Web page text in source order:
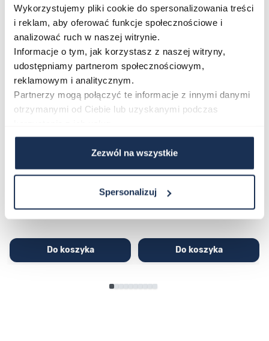
Wykorzystujemy pliki cookie do spersonalizowania treści
i reklam, aby oferować funkcje społecznościowe i
analizować ruch w naszej witrynie.
Informacje o tym, jak korzystasz z naszej witryny,
udostępniamy partnerom społecznościowym,
reklamowym i analitycznym.
Partnerzy mogą połączyć te informacje z innymi danymi
otrzymanymi od Ciebie lub uzyskanymi podczas
Zezwól na wszystkie
Spersonalizuj
Poruszanie się po elementach karuzeli jest możliwe za pomocą
Naciśnij, aby pominąć karuzelę
Naciśnij, aby przejść do nawigacji karuzeli
Do koszyka
9DMQYES
296,00 zł
Do koszyka